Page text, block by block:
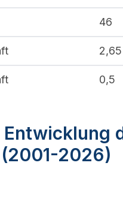
46
2,65
0,5
2026)